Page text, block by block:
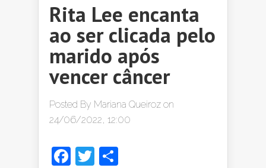
Rita Lee encanta
ao ser clicada pelo
marido após
vencer câncer
Posted By Mariana Queiroz on
24/06/2022, 12:00
Facebook
Twitter